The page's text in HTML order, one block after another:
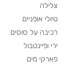
צלילה
טיולי אופניים
רכיבה על סוסים
ירי ופיינטבול
פארקי מים